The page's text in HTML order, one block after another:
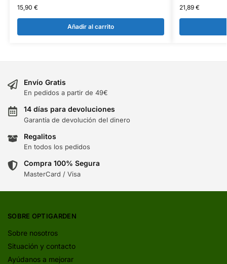
15,90 €
Añadir al carrito
21,89 €
Envío Gratis
En pedidos a partir de 49€
14 días para devoluciones
Garantía de devolución del dinero
Regalitos
En todos los pedidos
Compra 100% Segura
MasterCard / Visa
SOBRE OPTIGARDEN
Sobre nosotros
Situación y contacto
Ayúdanos a mejorar